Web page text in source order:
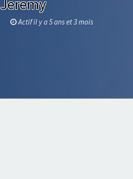
Jeremy
Actif il y a 5 ans et 3 mois